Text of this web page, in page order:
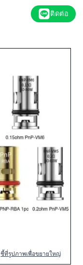
ติดต่อ
ชี้ที่รูปภาพเพื่อขยายใหญ่